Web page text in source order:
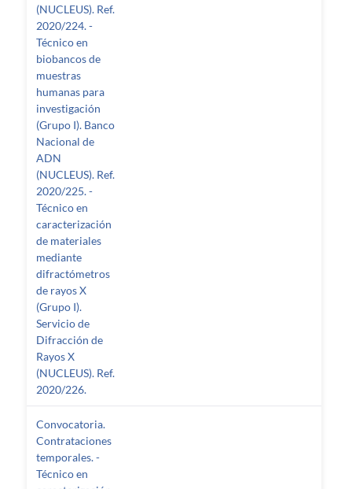
(NUCLEUS). Ref.
2020/224. -
Técnico en
biobancos de
muestras
humanas para
investigación
(Grupo I). Banco
Nacional de
ADN
(NUCLEUS). Ref.
2020/225. -
Técnico en
caracterización
de materiales
mediante
difractómetros
de rayos X
(Grupo I).
Servicio de
Difracción de
Rayos X
(NUCLEUS). Ref.
2020/226.
Convocatoria.
Contrataciones
temporales. -
Técnico en